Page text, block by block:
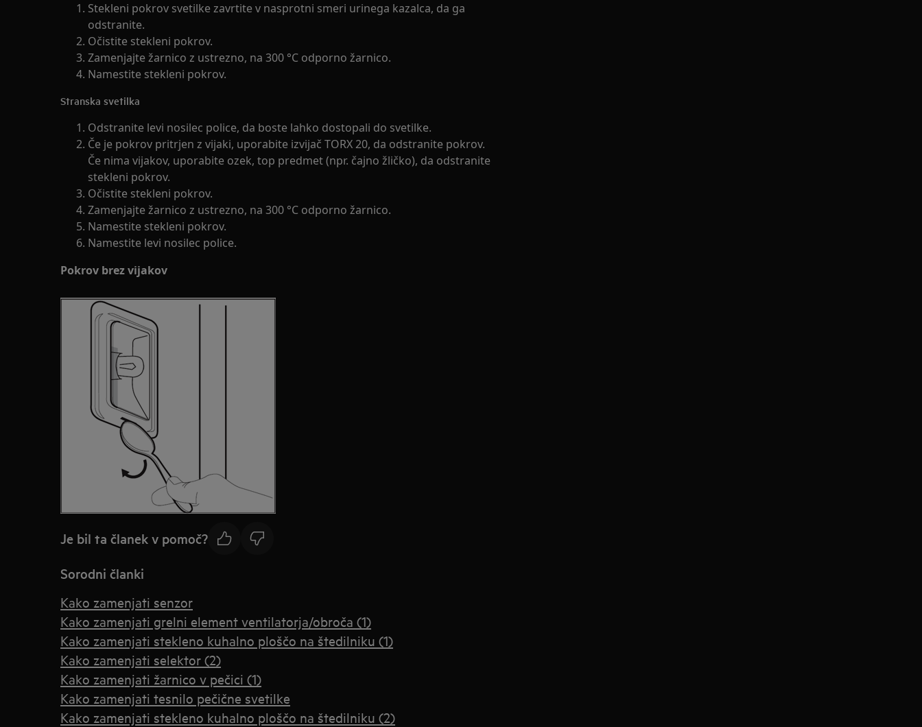
Stekleni pokrov svetilke zavrtite v nasprotni smeri urinega kazalca, da ga
odstranite.
Očistite stekleni pokrov.
Zamenjajte žarnico z ustrezno, na 300 °C odporno žarnico.
Namestite stekleni pokrov.
Stranska svetilka
Odstranite levi nosilec police, da boste lahko dostopali do svetilke.
Če je pokrov pritrjen z vijaki, uporabite izvijač TORX 20, da odstranite pokrov.
Če nima vijakov, uporabite ozek, top predmet (npr. čajno žličko), da odstranite
stekleni pokrov.
Očistite stekleni pokrov.
Zamenjajte žarnico z ustrezno, na 300 °C odporno žarnico.
Namestite stekleni pokrov.
Namestite levi nosilec police.
Pokrov brez vijakov
Je bil ta članek v pomoč?
Sorodni članki
Kako zamenjati senzor
Kako zamenjati grelni element ventilatorja/obroča (1)
Kako zamenjati stekleno kuhalno ploščo na štedilniku (1)
Kako zamenjati selektor (2)
Kako zamenjati žarnico v pečici (1)
Kako zamenjati tesnilo pečične svetilke
Kako zamenjati stekleno kuhalno ploščo na štedilniku (2)